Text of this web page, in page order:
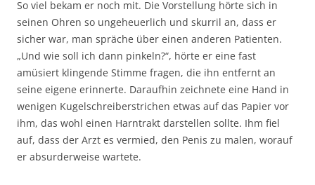
So viel bekam er noch mit. Die Vorstellung hörte sich in
seinen Ohren so ungeheuerlich und skurril an, dass er
sicher war, man spräche über einen anderen Patienten.
„Und wie soll ich dann pinkeln?“, hörte er eine fast
amüsiert klingende Stimme fragen, die ihn entfernt an
seine eigene erinnerte. Daraufhin zeichnete eine Hand in
wenigen Kugelschreiberstrichen etwas auf das Papier vor
ihm, das wohl einen Harntrakt darstellen sollte. Ihm fiel
auf, dass der Arzt es vermied, den Penis zu malen, worauf
er absurderweise wartete.